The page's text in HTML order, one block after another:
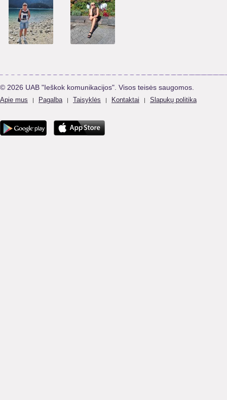
© 2026 UAB "Ieškok komunikacijos". Visos teisės saugomos.
Apie mus | Pagalba | Taisyklės | Kontaktai | Slapukų politika